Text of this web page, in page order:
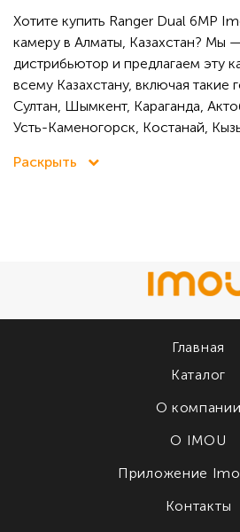
Хотите купить Ranger Dual 6MP
камеру в Алматы, Казахстан? Мы
дистрибьютор и предлагаем эту
всему Казахстану, включая такие
Султан, Шымкент, Караганда,
Усть-Каменогорск, Костанай,
Раскрыть
Главная
Каталог
О компании
О IMOU
Приложение
Контакты